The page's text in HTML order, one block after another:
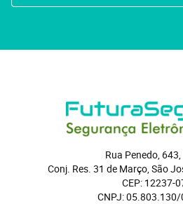
Rua Penedo,
Conj. Res. 31 de Março, São
CEP: 12237-
CNPJ: